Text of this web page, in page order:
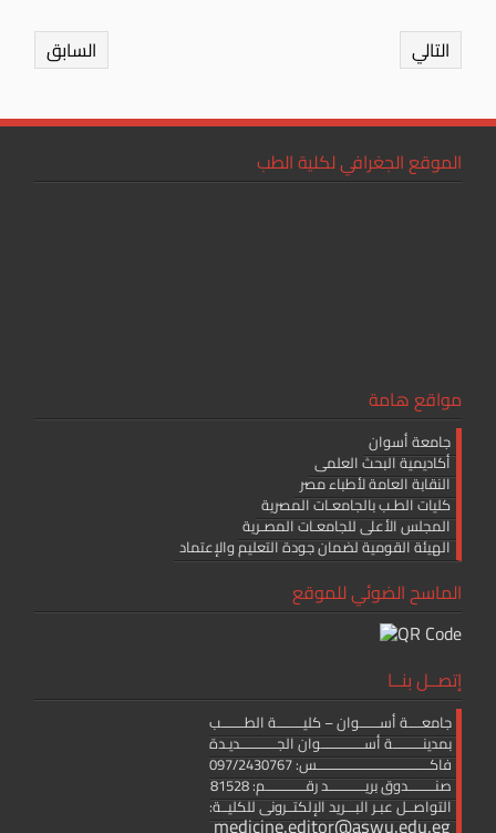
ok
السابق التالي
الموقع الجغرافي لكلية الطب
مواقع هامة
جامعة أسوان
أكاديمية البحث العلمى
النقابة العامة لأطباء مصر
كليات الطـب بالجامعـات المصرية
المجلس الأعلى للجامعـات المصـرية
الهيئة القومية لضمان جودة التعليم والإعتماد
الماسح الضوئي للموقع
إتصــل بنــا
جامعــــة أســــــوان – كليــــــــة الطـــــــب
بمدينـــــــــة أســـــــــــــوان الجـــــــــــديـدة
فاكــــــــــــــــــــــــــــــــــس: 097/2430767
صنــــــــدوق بريـــــــــــد رقــــــــــــم: 81528
التواصــل عبـر البـــريد الإلكتــرونى للكليــة:
medicine.editor@aswu.edu.eg